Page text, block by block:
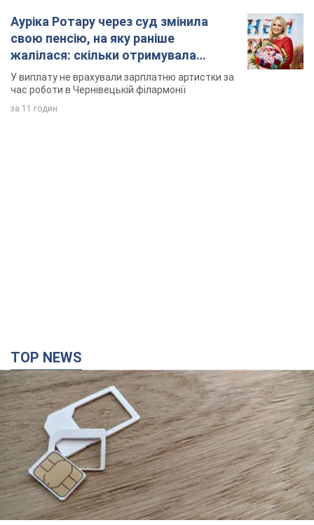
Ауріка Ротару через суд змінила
свою пенсію, на яку раніше
жалілася: скільки отримувала
співачка
У виплату не врахували зарплатню артистки за
час роботи в Чернівецькій філармонії
за 11 годин
TOP NEWS